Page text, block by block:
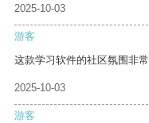
2025-10-03
游客
这款学习软件的社区氛围非
2025-10-03
游客